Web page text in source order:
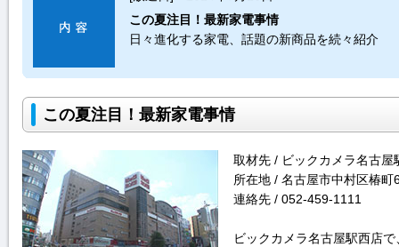
この夏注目！最新家電事情
日々進化する家電、話題の新商品を続々紹介
この夏注目！最新家電事情
取材先 / ビックカメラ名古屋
所在地 / 名古屋市中村区椿町
連絡先 / 052-459-1111
ビックカメラ名古屋駅西店で